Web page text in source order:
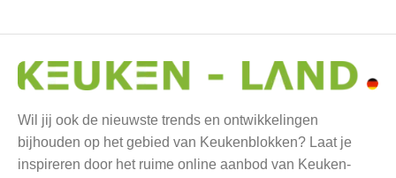
Wil jij ook de nieuwste trends en ontwikkelingen
bijhouden op het gebied van Keukenblokken? Laat je
inspireren door het ruime online aanbod van Keuken-